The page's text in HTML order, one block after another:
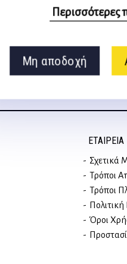
Περισσότερες
Μη αποδοχή
στα
ΕΤΑΙΡΕΊΑ
Σχετικά
Τρόποι
Τρόποι
Όροι